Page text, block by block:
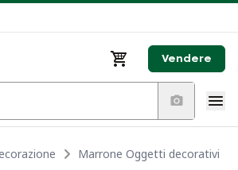
Vendere
Marrone Oggetti decorativi